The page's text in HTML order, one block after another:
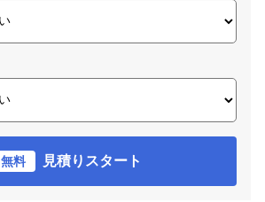
無料 見積りスタート